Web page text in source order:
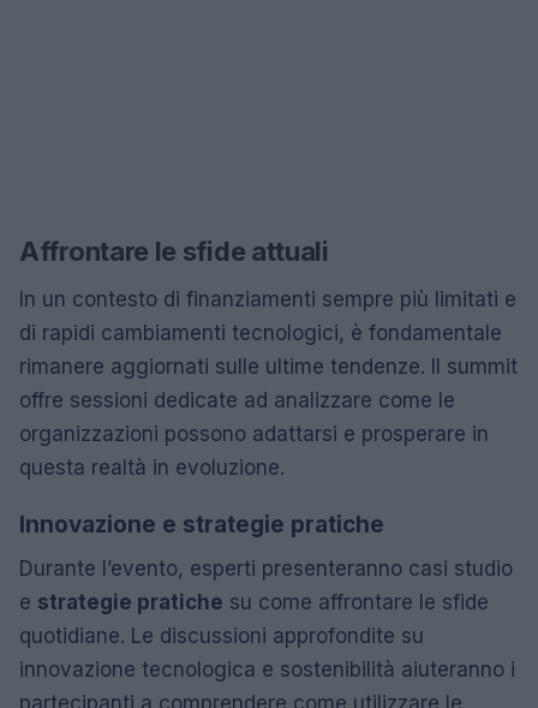
Affrontare le sfide attuali
In un contesto di finanziamenti sempre più limitati e
di rapidi cambiamenti tecnologici, è fondamentale
rimanere aggiornati sulle ultime tendenze. Il summit
offre sessioni dedicate ad analizzare come le
organizzazioni possono adattarsi e prosperare in
questa realtà in evoluzione.
Innovazione e strategie pratiche
Durante l’evento, esperti presenteranno casi studio
e strategie pratiche su come affrontare le sfide
quotidiane. Le discussioni approfondite su
innovazione tecnologica e sostenibilità aiuteranno i
partecipanti a comprendere come utilizzare le